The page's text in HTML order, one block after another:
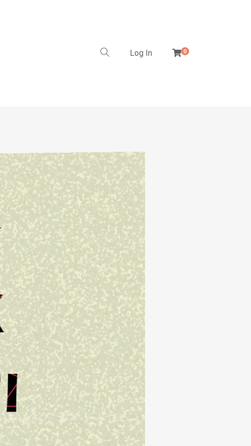
Log In 0